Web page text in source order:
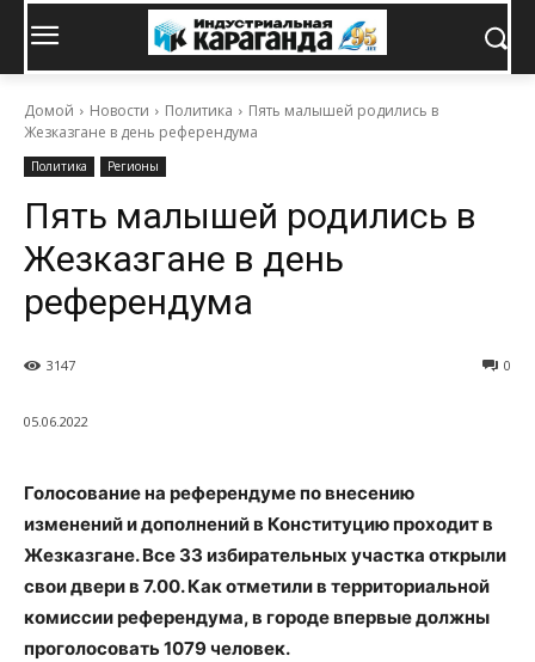
Домой Новости Политика
Пять малышей родились в
Жезказгане в день референдума
Политика Регионы
Пять малышей родились в
Жезказгане в день
референдума
0
3147
05.06.2022
Голосование на референдуме по внесению
изменений и дополнений в Конституцию проходит в
Жезказгане. Все 33 избирательных участка открыли
свои двери в 7.00. Как отметили в территориальной
комиссии референдума, в городе впервые должны
проголосовать 1079 человек.